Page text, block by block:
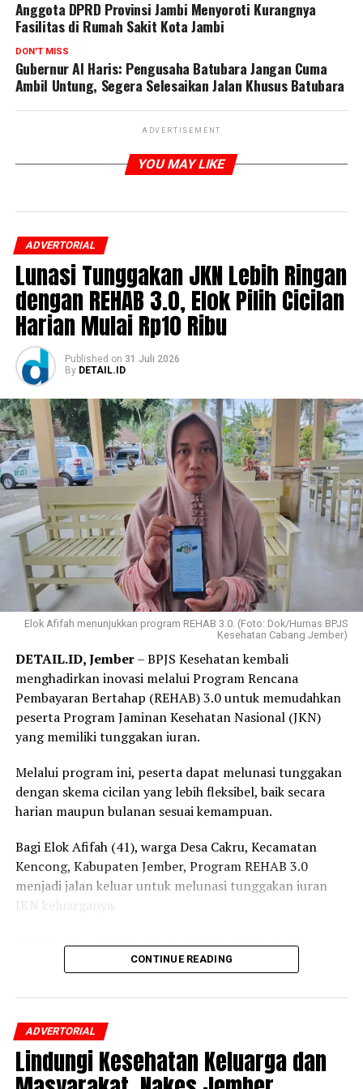
Anggota DPRD Provinsi Jambi Menyoroti Kurangnya
Fasilitas di Rumah Sakit Kota Jambi
DON'T MISS
Gubernur Al Haris: Pengusaha Batubara Jangan Cuma
Ambil Untung, Segera Selesaikan Jalan Khusus Batubara
ADVERTISEMENT
YOU MAY LIKE
ADVERTORIAL
Lunasi Tunggakan JKN Lebih Ringan
dengan REHAB 3.0, Elok Pilih Cicilan
Harian Mulai Rp10 Ribu
Published on 31 Juli 2026
By DETAIL.ID
Elok Afifah menunjukkan program REHAB 3.0. (Foto: Dok/Humas BPJS
Kesehatan Cabang Jember)
DETAIL.ID, Jember– BPJS Kesehatan kembali
menghadirkan inovasi melalui Program Rencana
Pembayaran Bertahap (REHAB) 3.0 untuk memudahkan
peserta Program Jaminan Kesehatan Nasional (JKN)
yang memiliki tunggakan iuran.
Melalui program ini, peserta dapat melunasi tunggakan
dengan skema cicilan yang lebih fleksibel, baik secara
harian maupun bulanan sesuai kemampuan.
Bagi Elok Afifah (41), warga Desa Cakru, Kecamatan
Kencong, Kabupaten Jember, Program REHAB 3.0
menjadi jalan keluar untuk melunasi tunggakan iuran
JKN keluarganya.
Bukan Penerima Upah) dan BP (Bukan Pekerja)
mengetahui adanya program tersebut.
Setelah mendapatkan penjelasan dari petugas BPJS
Kesehatan mengenai skema cicilan dan prosedur
pendaftarannya, ia pun memutuskan mengikuti
CONTINUE READING
ADVERTORIAL
Lindungi Kesehatan Keluarga dan